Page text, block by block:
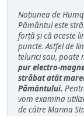
Noțiunea de
Pământul este
forță și că aceste
puncte. Astfel de
telurici sau, poate
pur electro-
străbat atât
Pământului.
vom examina
de către Marina